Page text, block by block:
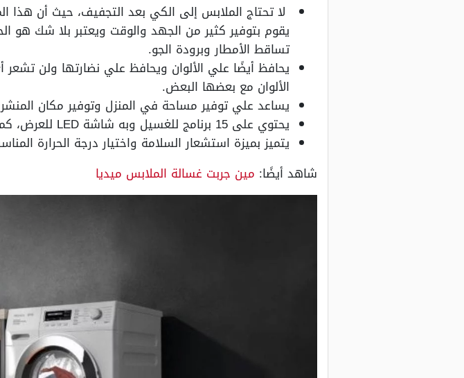
لا تحتاج الملابس إلى الكي بعد التجفيف، حيث أن هذا
يقوم بتوفير كثير من الجهد والوقت ويعتبر بلا شك
تساقط الأمطار وبرودة الجو.
يحافظ أيضًا علي الألوان ويحافظ علي نضارتها ولن
الألوان مع بعضها البعض.
يساعد علي توفير مساحة في المنزل وتوفير مكان
يحتوي على 15 برنامج للغسيل وبه شاشة LED للعرض، كما يوجد به قفل أمان لعدم عبث الأطفال به أثناء التشغيل.
يتميز بميزة استشعار السلامة واختيار درجة الحرارة
شاهد أيضًا: مين جربت غسالة الملابس ميديا